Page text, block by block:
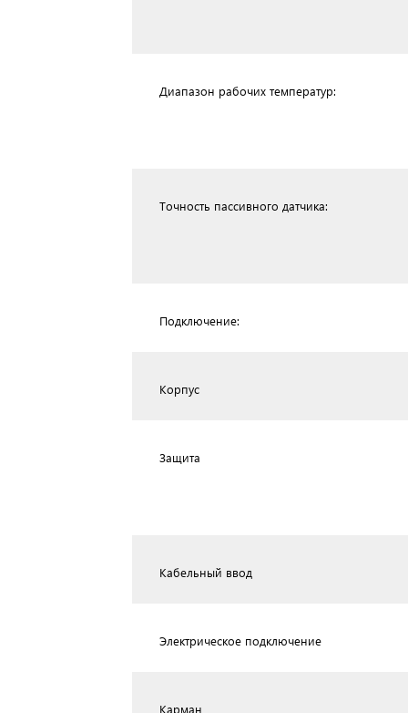
Диапазон рабочих температур:
Точность пассивного датчика:
Подключение:
Корпус
Защита
Кабельный ввод
Электрическое подключение
Карман